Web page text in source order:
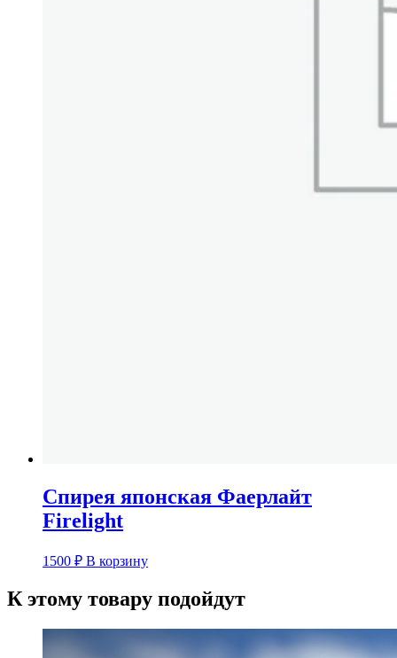
Спирея японская Фаерлайт
Firelight
1500 ₽ В корзину
К этому товару подойдут